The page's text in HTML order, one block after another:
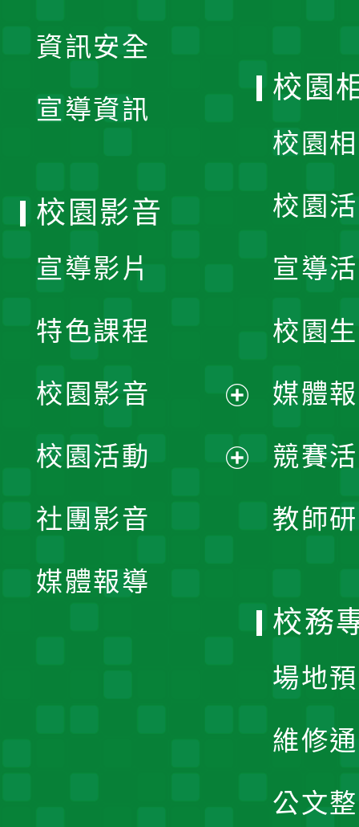
資訊安全
宣導資訊
校園
校園
校園
宣導
校園
媒體
競賽
教師
校園影音
宣導影片
特色課程
校園影音
開
校園活動
社團影音
媒體報導
校務
場地
維修
公文